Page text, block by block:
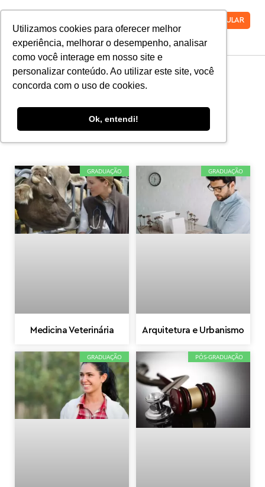
Utilizamos cookies para oferecer melhor
experiência, melhorar o desempenho, analisar
como você interage em nosso site e
personalizar conteúdo. Ao utilizar este site, você
concorda com o uso de cookies.
Ok, entendi!
VESTIBULAR
Pós-Graduação
GRADUAÇÃO
Medicina Veterinária
GRADUAÇÃO
Arquitetura e Urbanismo
GRADUAÇÃO PÓS-GRADUAÇÃO